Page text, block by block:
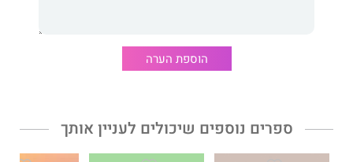
הוספת הערה
ספרים נוספים שיכולים לעניין אותך